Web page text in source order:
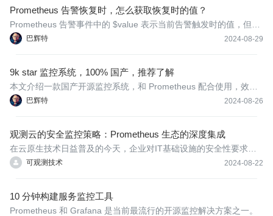
87位。凭借
Prometheus 告警恢复时，怎么获取恢复时的值？
巴辉特 2024-08-29
Prometheus 告警事件中的 $value 表示当前告警触发时的值，但是
在告警恢复时，Resolved 事件中的 $value 仍然是最新告警时的
9k star 监控系统，100% 国产，推荐了解
巴辉特 2024-08-26
本文介绍一款国产开源监控系统，和 Prometheus 配合使用，效果
非常好
观测云的安全监控策略：Prometheus 生态的深度集成
可观测技术 2024-08-22
在云原生技术日益普及的今天，企业对IT基础设施的安全性要求越
来越高。安全监控作为保障云环境不受威胁的重要手段，需要能够
10 分钟构建服务监控工具
Prometheus 和 Grafana 是当前最流行的开源监控解决方案之一。